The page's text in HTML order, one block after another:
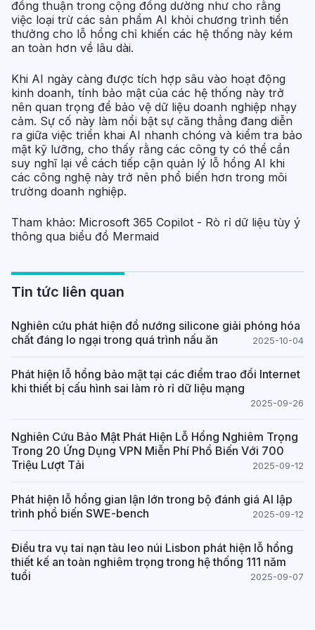
đồng thuận trong cộng đồng dường như cho rằng
việc loại trừ các sản phẩm AI khỏi chương trình tiền
thưởng cho lỗ hổng chỉ khiến các hệ thống này kém
an toàn hơn về lâu dài.
Khi AI ngày càng được tích hợp sâu vào hoạt động
kinh doanh, tính bảo mật của các hệ thống này trở
nên quan trọng để bảo vệ dữ liệu doanh nghiệp nhạy
cảm. Sự cố này làm nổi bật sự căng thẳng đang diễn
ra giữa việc triển khai AI nhanh chóng và kiểm tra bảo
mật kỹ lưỡng, cho thấy rằng các công ty có thể cần
suy nghĩ lại về cách tiếp cận quản lý lỗ hổng AI khi
các công nghệ này trở nên phổ biến hơn trong môi
trường doanh nghiệp.
Tham khảo: Microsoft 365 Copilot - Rò rỉ dữ liệu tùy ý
thông qua biểu đồ Mermaid
Tin tức liên quan
Nghiên cứu phát hiện đồ nướng silicone giải phóng hóa
chất đáng lo ngại trong quá trình nấu ăn
2025-10-04
Phát hiện lỗ hổng bảo mật tại các điểm trao đổi Internet
khi thiết bị cấu hình sai làm rò rỉ dữ liệu mạng
2025-09-26
Nghiên Cứu Bảo Mật Phát Hiện Lỗ Hổng Nghiêm Trọng
Trong 20 Ứng Dụng VPN Miễn Phí Phổ Biến Với 700
Triệu Lượt Tải
2025-09-12
Phát hiện lỗ hổng gian lận lớn trong bộ đánh giá AI lập
trình phổ biến SWE-bench
2025-09-12
Điều tra vụ tai nạn tàu leo núi Lisbon phát hiện lỗ hổng
thiết kế an toàn nghiêm trọng trong hệ thống 111 năm
tuổi
2025-09-07